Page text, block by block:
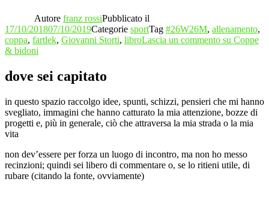
Autore franz rossiPubblicato il
17/10/201807/10/2019Categorie sportTag #26W26M, allenamento,
coppa, fartlek, Giovanni Storti, libroLascia un commento su Coppe
& bidoni
dove sei capitato
in questo spazio raccolgo idee, spunti, schizzi, pensieri che mi hanno
svegliato, immagini che hanno catturato la mia attenzione, bozze di
progetti e, più in generale, ciò che attraversa la mia strada o la mia
vita
non dev’essere per forza un luogo di incontro, ma non ho messo
recinzioni; quindi sei libero di commentare o, se lo ritieni utile, di
rubare (citando la fonte, ovviamente)